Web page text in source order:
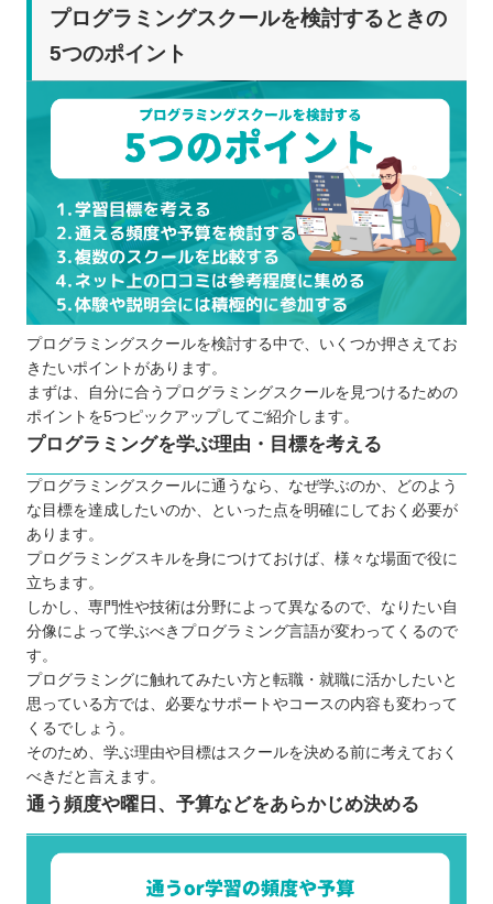
体験レッスンを行っていれば参加する
各スクール独自の受講形式
カリキュラム・コースの内容
受講に関するフォロー・サポート
料金
プログラミングスクールに通う5つのメリット
仕事にも役立つ専門的な知識が身に付く
講師と他の学生と交流する機会もある
キャリアサポートをしてくれる場合もある
独学よりも短期間で集中して学べる
モチベーションを維持しやすい
プログラミングスクールに通う3つのデメリット
費用の負担が大きい
仕事との両立が難しい場合もある
どんなプログラミング言語を学ぶと良いのか
大人向け・子ども向けプログラミングスクールの違
い
プログラミングスクールで挫折しないためのポイン
【福岡】大人向けのおすすめプログラミングスクー
ル10選
TECH I.S.（テックアイエス）
G’s ACADEMY
プログラミングスクールを検討するときの
5つのポイント
プログラミングスクールを検討する中で、いくつか押さえてお
きたいポイントがあります。
まずは、自分に合うプログラミングスクールを見つけるための
ポイントを5つピックアップしてご紹介します。
プログラミングを学ぶ理由・目標を考える
プログラミングスクールに通うなら、なぜ学ぶのか、どのよう
な目標を達成したいのか、といった点を明確にしておく必要が
あります。
プログラミングスキルを身につけておけば、様々な場面で役に
立ちます。
しかし、専門性や技術は分野によって異なるので、なりたい自
分像によって学ぶべきプログラミング言語が変わってくるので
す。
プログラミングに触れてみたい方と転職・就職に活かしたいと
思っている方では、必要なサポートやコースの内容も変わって
くるでしょう。
そのため、学ぶ理由や目標はスクールを決める前に考えておく
べきだと言えます。
通う頻度や曜日、予算などをあらかじめ決める